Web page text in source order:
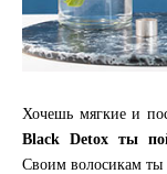
Хочешь мягкие и
Black Detox ты
Своим волосикам ты